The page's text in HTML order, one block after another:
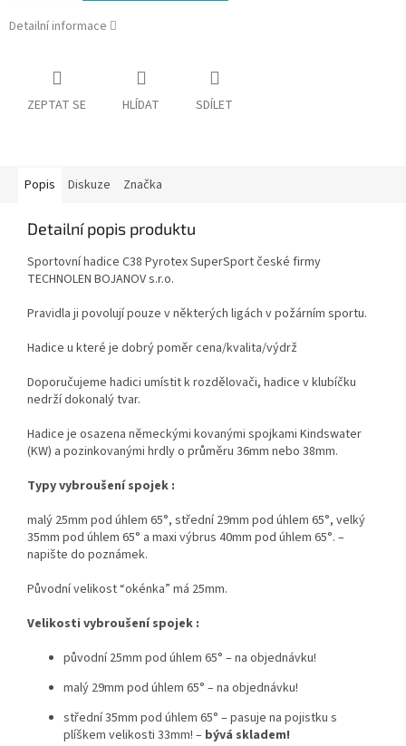
Detailní informace
ZEPTAT SE HLÍDAT SDÍLET
Popis Diskuze Značka
Detailní popis produktu
Sportovní hadice C38 Pyrotex SuperSport české firmy
TECHNOLEN BOJANOV s.r.o.
Pravidla ji povolují pouze v některých ligách v požárním sportu.
Hadice u které je dobrý poměr cena/kvalita/výdrž
Doporučujeme hadici umístit k rozdělovači, hadice v klubíčku
nedrží dokonalý tvar.
Hadice je osazena německými kovanými spojkami Kindswater
(KW) a pozinkovanými hrdly o průměru 36mm nebo 38mm.
Typy vybroušení spojek :
malý 25mm pod úhlem 65°, střední 29mm pod úhlem 65°, velký
35mm pod úhlem 65° a maxi výbrus 40mm pod úhlem 65°. –
napište do poznámek.
Původní velikost “okénka” má 25mm.
Velikosti vybroušení spojek :
původní 25mm pod úhlem 65° – na objednávku!
malý 29mm pod úhlem 65° – na objednávku!
střední 35mm pod úhlem 65° –pasuje na pojistku s
plíškem velikosti 33mm! – bývá skladem!